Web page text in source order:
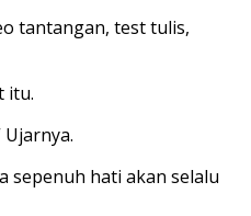
tantangan, test tulis,
itu.
sepenuh hati akan selalu